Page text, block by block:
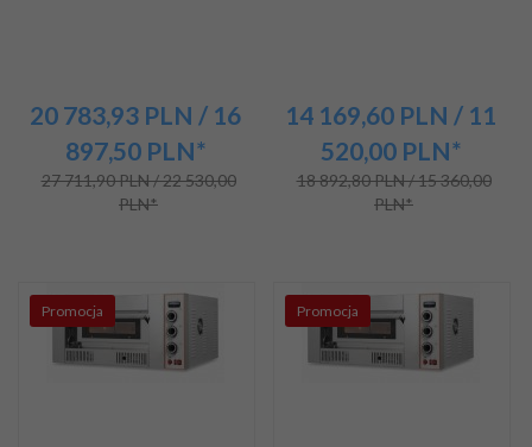
20 783,93 PLN / 16
897,50 PLN*
27 711,90 PLN / 22 530,00
PLN*
14 169,60 PLN / 11
520,00 PLN*
18 892,80 PLN / 15 360,00
PLN*
Promocja Promocja